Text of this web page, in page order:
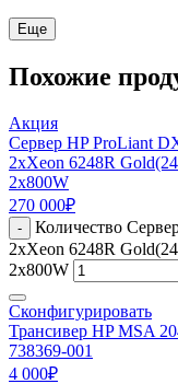
Еще
Похожие
Акция
Сервер HP ProLiant
2xXeon 6248R
2x800W
270 000₽
-
Количество
2xXeon 6248R
2x800W
Сконфигурировать
Трансивер HP MSA
738369-001
4 000₽